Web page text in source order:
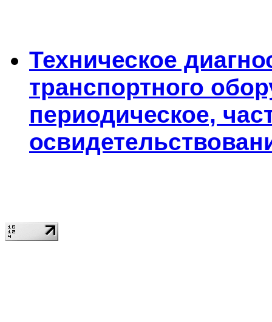
Техническое
транспортного
периодическое,